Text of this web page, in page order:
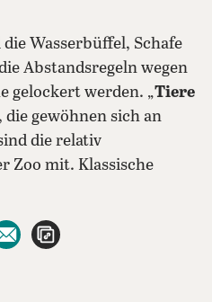
Wasserbüffel, Schafe
Abstandsregeln wegen
gelockert werden. „Tiere
, die gewöhnen sich an
die relativ
Zoo mit. Klassische
WhatsApp teilen
per E-Mail teilen